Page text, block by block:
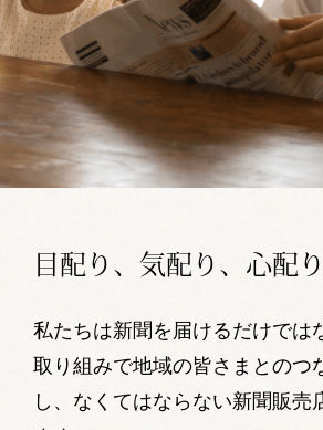
目配り、気配り、心配り
私たちは新聞を届けるだけでは
取り組みで地域の皆さまとのつ
し、 なくてはならない新聞販売